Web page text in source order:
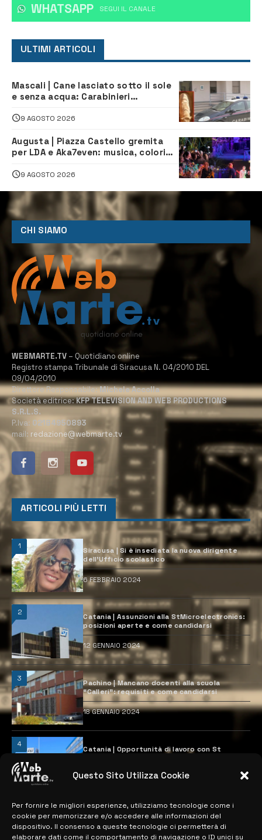
Questo Sito Utilizza Cookie
Per fornire le migliori esperienze, utilizziamo tecnologie come i
cookie per memorizzare e/o accedere alle informazioni del
dispositivo. Il consenso a queste tecnologie ci permetterà di
elaborare dati come il comportamento di navigazione o ID unici su
WHATSAPP ‎SEGUI IL CANALE
ULTIMI ARTICOLI
Mascali | Cane lasciato sotto il sole
e senza acqua: Carabinieri
9 AGOSTO 2026
Augusta | Piazza Castello gremita
per LDA e Aka7even: musica, colori
9 AGOSTO 2026
CHI SIAMO
WEBMARTE.TV – Quotidiano online
Registro stampa Tribunale di Siracusa N. 04/2010 DEL
09/04/2010
Direttore Responsabile:Michele Accolla
Società editrice:KFP TELEVISION AND WEB PRODUCTIONS
S.R.L.S.
P.Iva: 02184950893
mail: redazione@webmarte.tv
ARTICOLI PIÙ LETTI
1
Siracusa | Si è insediata la nuova dirigente
dell’Ufficio scolastico
6 FEBBRAIO 2024
2
Catania | Assunzioni alla StMicroelectronics:
posizioni aperte e come candidarsi
12 GENNAIO 2024
3
Pachino | Mancano docenti alla scuola
“Calleri”: requisiti e come candidarsi
18 GENNAIO 2024
4
Catania | Opportunità di lavoro con St
28 MARZO 2024
MAPPA DEL SITO